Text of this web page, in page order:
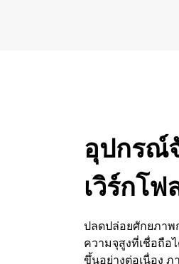
อุปกรณ์
เวิร์กโ
ปลดปล่อยศักยภาพ
ความจุสูงที่เชื่อถือ
ขึ้นอย่างต่อเนื่อง ภ